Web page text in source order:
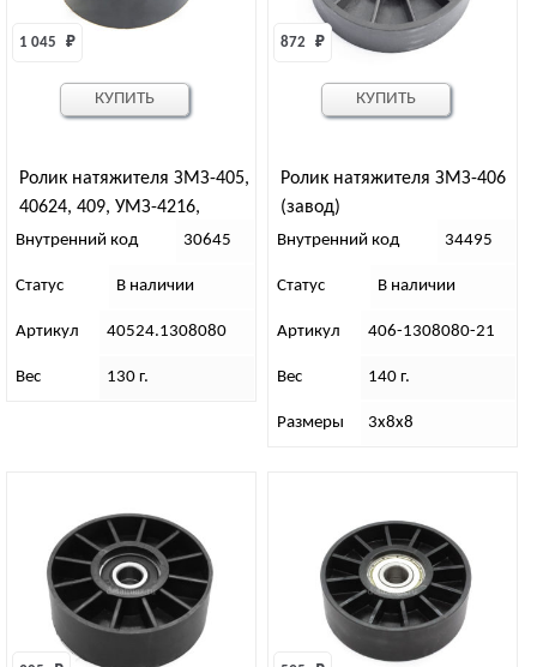
Ролик натяжителя ЗМЗ-405,
40624, 409, УМЗ-4216,
ЕВРО-3
1 045 ₽
Внутренний код 30645
Статус В наличии
Артикул 40524.1308080
Вес 130 г.
КУПИТЬ
Ролик натяжителя ЗМЗ-406
(завод)
872 ₽
Внутренний код 34495
Статус В наличии
Артикул 406-1308080-21
Вес 140 г.
Размеры 3х8х8
КУПИТЬ